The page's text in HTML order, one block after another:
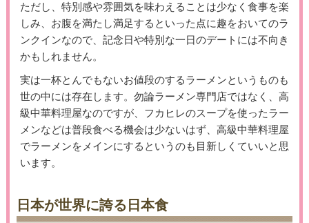
ただし、特別感や雰囲気を味わえることは少なく食事を楽
しみ、お腹を満たし満足するといった点に趣をおいてのラ
ンクインなので、記念日や特別な一日のデートには不向き
かもしれません。
実は一杯とんでもないお値段のするラーメンというものも
世の中には存在します。勿論ラーメン専門店ではなく、高
級中華料理屋なのですが、フカヒレのスープを使ったラー
メンなどは普段食べる機会は少ないはず、高級中華料理屋
でラーメンをメインにするというのも目新しくていいと思
います。
日本が世界に誇る日本食